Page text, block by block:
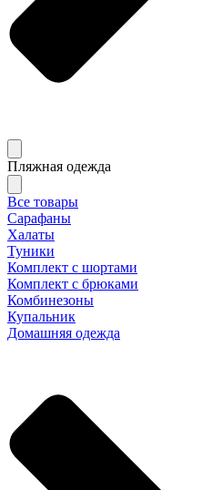
Пляжная одежда
Все товары
Сарафаны
Халаты
Туники
Комплект с шортами
Комплект с брюками
Комбинезоны
Купальник
Домашняя одежда